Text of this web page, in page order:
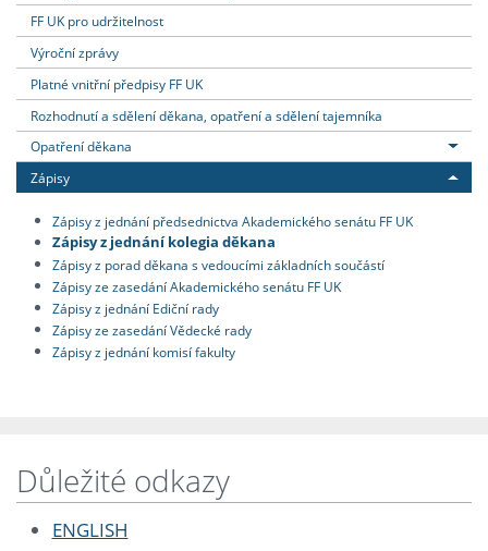
FF UK pro udržitelnost
Výroční zprávy
Platné vnitřní předpisy FF UK
Rozhodnutí a sdělení děkana, opatření a sdělení tajemníka
Opatření děkana
Zápisy
Zápisy z jednání předsednictva Akademického senátu FF UK
Zápisy z jednání kolegia děkana
Zápisy z porad děkana s vedoucími základních součástí
Zápisy ze zasedání Akademického senátu FF UK
Zápisy z jednání Ediční rady
Zápisy ze zasedání Vědecké rady
Zápisy z jednání komisí fakulty
Důležité odkazy
ENGLISH